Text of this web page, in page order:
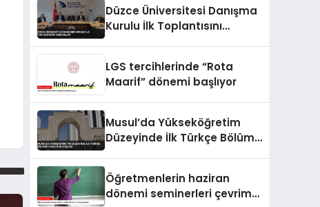
Düzce Üniversitesi Danışma
Kurulu İlk Toplantısını
LGS tercihlerinde “Rota
Maarif” dönemi başlıyor
Musul’da Yükseköğretim
Düzeyinde İlk Türkçe Bölümü
Öğretmenlerin haziran
dönemi seminerleri çevrim